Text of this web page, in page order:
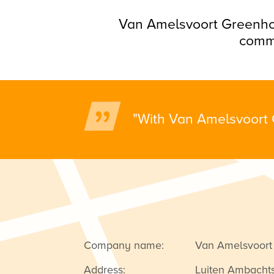
Van Amelsvoort
"With Van
Company name:
Van
Address:
Luiten